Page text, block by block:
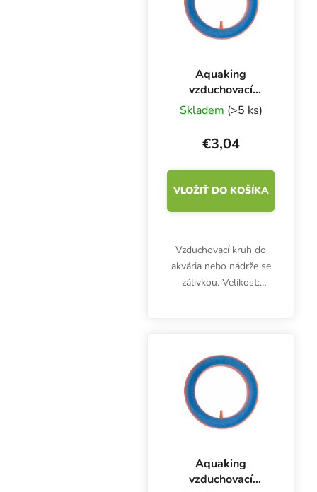
Aquaking
vzduchovací
kámen kruh, ⌀ 75
mm
Skladem (>5 ks)
€3,04
VLOŽIŤ DO KOŠÍKA
Vzduchovací kruh do
akvária nebo nádrže se
zálivkou. Velikost:
Aquaking
vzduchovací